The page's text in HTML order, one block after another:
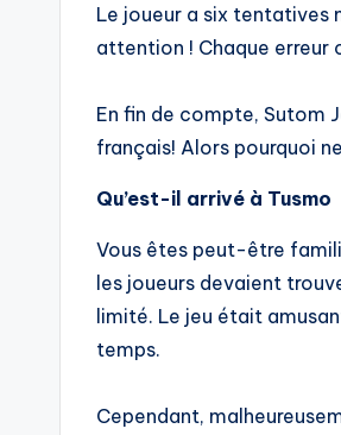
Le joueur a six tentatives
attention ! Chaque erreur
En fin de compte, Sutom
français! Alors pourquoi
Qu’est-il arrivé à Tusmo
Vous êtes peut-être
les joueurs devaient
limité. Le jeu était
temps.
Cependant,